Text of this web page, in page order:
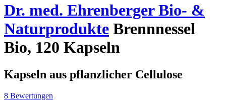
Dr. med. Ehrenberger Bio- &
Naturprodukte Brennnessel
Bio, 120 Kapseln
Kapseln aus pflanzlicher Cellulose
8 Bewertungen